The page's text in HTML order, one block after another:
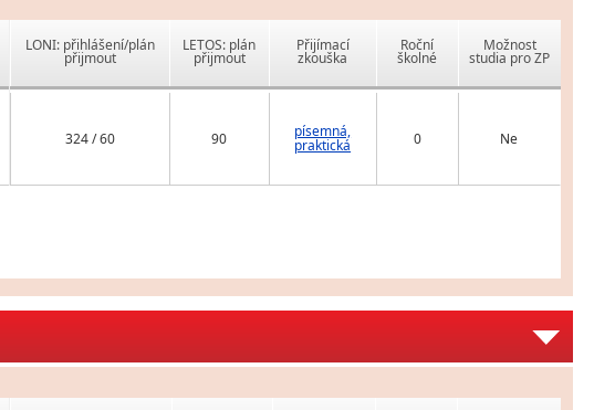
LONI: přihlášení/plán
přijmout
LETOS: plán
přijmout
Přijímací
zkouška
Roční
školné
Možnost
studia pro ZP
324 / 60 90 písemná,
praktická 0 Ne